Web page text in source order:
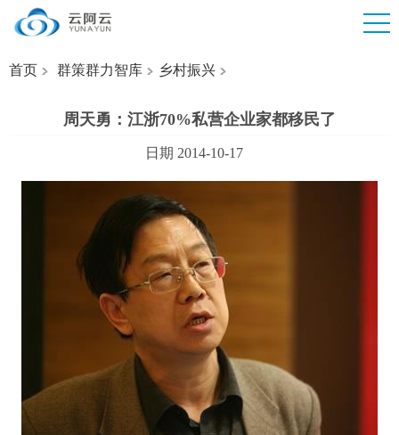
首页 群策群力智库 乡村振兴
周天勇：江浙70%私营企业家都移民了
日期 2014-10-17